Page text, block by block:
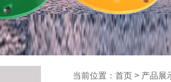
当前位置： 首页 > 产品展